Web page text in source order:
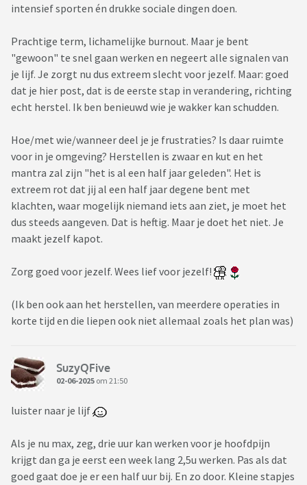
intensief sporten én drukke sociale dingen doen.
Prachtige term, lichamelijke burnout. Maar je bent
"gewoon" te snel gaan werken en negeert alle signalen van
je lijf. Je zorgt nu dus extreem slecht voor jezelf. Maar: goed
dat je hier post, dat is de eerste stap in verandering, richting
echt herstel. Ik ben benieuwd wie je wakker kan schudden.
Hoe/met wie/wanneer deel je je frustraties? Is daar ruimte
voor in je omgeving? Herstellen is zwaar en kut en het
mantra zal zijn "het is al een half jaar geleden". Het is
extreem rot dat jij al een half jaar degene bent met
klachten, waar mogelijk niemand iets aan ziet, je moet het
dus steeds aangeven. Dat is heftig. Maar je doet het niet. Je
maakt jezelf kapot.
Zorg goed voor jezelf. Wees lief voor jezelf!
(Ik ben ook aan het herstellen, van meerdere operaties in
korte tijd en die liepen ook niet allemaal zoals het plan was)
SuzyQFive
02-06-2025 om 21:50
luister naar je lijf
Als je nu max, zeg, drie uur kan werken voor je hoofdpijn
krijgt dan ga je eerst een week lang 2,5u werken. Pas als dat
goed gaat doe je er een half uur bij. En zo door. Kleine stapjes